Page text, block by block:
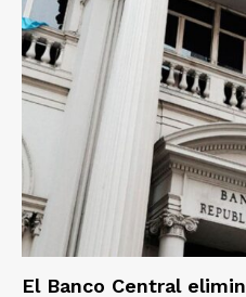
El Banco Central